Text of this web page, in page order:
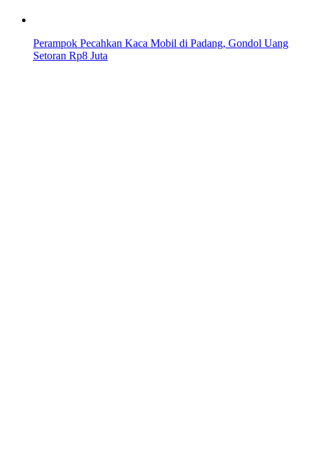
Perampok Pecahkan Kaca Mobil di Padang, Gondol Uang
Setoran Rp8 Juta